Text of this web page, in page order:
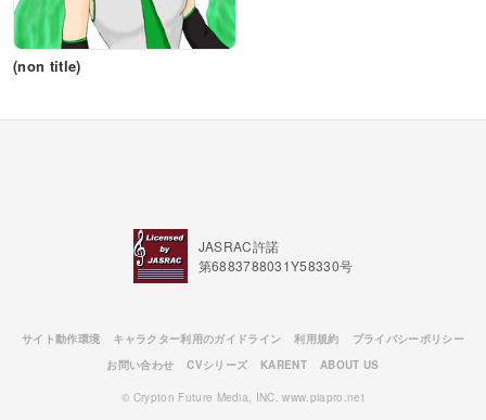
(non title)
JASRAC許諾
第6883788031Y58330号
サイト動作環境 キャラクター利用のガイドライン 利用規約
プライバシーポリシー
お問い合わせ
CVシリーズ KARENT ABOUT US
© Crypton Future Media, INC. www.piapro.net